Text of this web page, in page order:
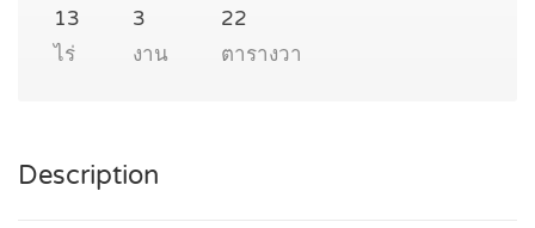
13
ไร่
3
งาน
22
ตารางวา
Description